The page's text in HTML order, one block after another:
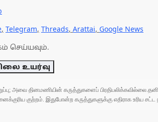
, Telegram, Threads, Arattai, Google News
செய்யவும்.
உயர்வு
அவை தினமணியின் கருத்துகளைப்
குற்றம். இதுபோன்ற கருத்துகளுக்கு எதிராக உரிய சட்ட